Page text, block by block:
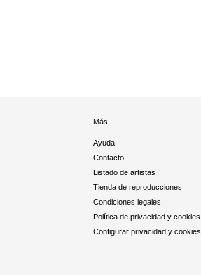
Más
Ayuda
Contacto
Listado de artistas
Tienda de reproducciones
Condiciones legales
Política de privacidad y cookies
Configurar privacidad y cookies